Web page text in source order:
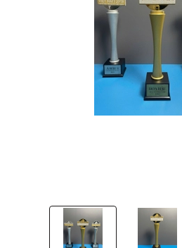
Cúp hoa hậu Miss Earth
Cúp hoa